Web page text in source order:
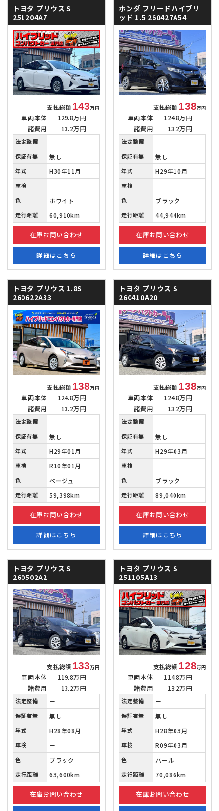
トヨタ プリウスS
251204A7
支払総額 143万円
車両本体
129.8万円
諸費用
13.2万円
法定整備 －
保証有無 無し
年式 H30年11月
車検 －
色 ホワイト
走行距離 60,910km
在庫お問い合わせ
詳細はこちら
ホンダ フリードハイブリ
ッド 1.5 260427A54
支払総額 138万円
車両本体
124.8万円
諸費用
13.2万円
法定整備 －
保証有無 無し
年式 H29年10月
車検 －
色 ブラック
走行距離 44,944km
在庫お問い合わせ
詳細はこちら
トヨタ プリウス 1.8S
260622A33
支払総額 138万円
車両本体
124.8万円
諸費用
13.2万円
法定整備 －
保証有無 無し
年式 H29年01月
車検 R10年01月
色 ベージュ
走行距離 59,398km
在庫お問い合わせ
詳細はこちら
トヨタ プリウス S
260410A20
支払総額 138万円
車両本体
124.8万円
諸費用
13.2万円
法定整備 －
保証有無 無し
年式 H29年03月
車検 －
色 ブラック
走行距離 89,040km
在庫お問い合わせ
詳細はこちら
トヨタ プリウス S
260502A2
支払総額 133万円
車両本体
119.8万円
諸費用
13.2万円
法定整備 －
保証有無 無し
年式 H28年08月
車検 －
色 ブラック
走行距離 63,600km
在庫お問い合わせ
トヨタ プリウス S
251105A13
支払総額 128万円
車両本体
114.8万円
諸費用
13.2万円
法定整備 －
保証有無 無し
年式 H28年03月
車検 R09年03月
色 パール
走行距離 70,086km
在庫お問い合わせ